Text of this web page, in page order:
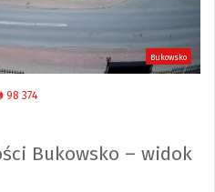
Bukowsko
98 374
Bukowsko – widok